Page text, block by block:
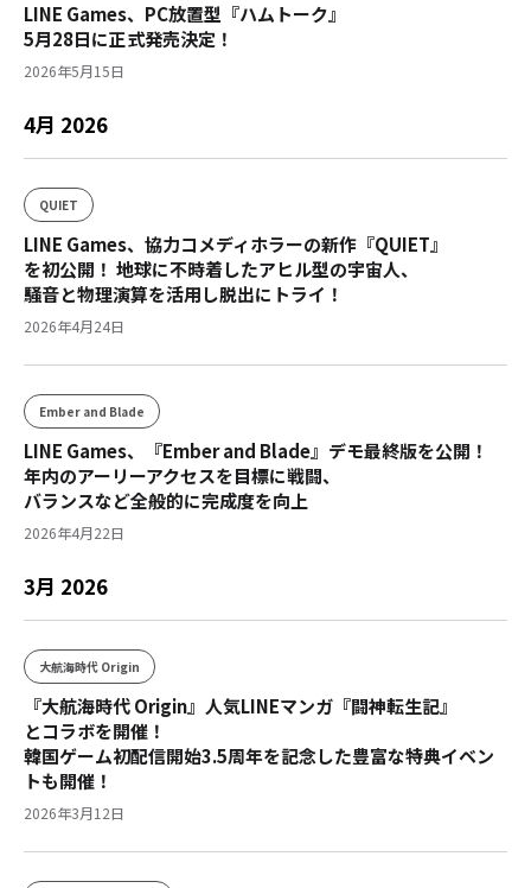
LINE Games、PC放置型『ハムトーク』
5月28日に正式発売決定！
2026年5月15日
4月 2026
QUIET
LINE Games、協力コメディホラーの新作『QUIET』
を初公開！ 地球に不時着したアヒル型の宇宙人、
騒音と物理演算を活用し脱出にトライ！
2026年4月24日
Ember and Blade
LINE Games、『Ember and Blade』デモ最終版を公開！
年内のアーリーアクセスを目標に戦闘、
バランスなど全般的に完成度を向上
2026年4月22日
3月 2026
大航海時代 Origin
『大航海時代 Origin』人気LINEマンガ『闘神転生記』
とコラボを開催！
韓国ゲーム初配信開始3.5周年を記念した豊富な特典イベン
トも開催！
2026年3月12日